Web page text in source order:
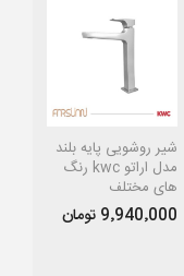
شیر روشویی پایه بلند
مدل اراتو kwc رنگ
های مختلف
9٬940٬000 تومان